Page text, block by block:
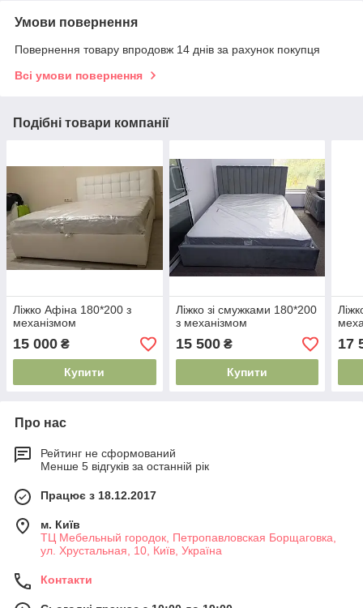
Умови повернення
Повернення товару впродовж 14 днів за рахунок покупця
Всі умови повернення
Подібні товари компанії
Ліжко Афіна 180*200 з
механізмом
15 000 ₴
Купити
Ліжко зі смужками 180*200
з механізмом
15 500₴
Купити
17
Про нас
Рейтинг не сформований
Менше 5 відгуків за останній рік
Працює з 18.12.2017
м. Київ
ТЦ Мебельный городок, Петропавловская Борщаговка,
ул. Хрустальная, 10, Київ, Україна
Контакти